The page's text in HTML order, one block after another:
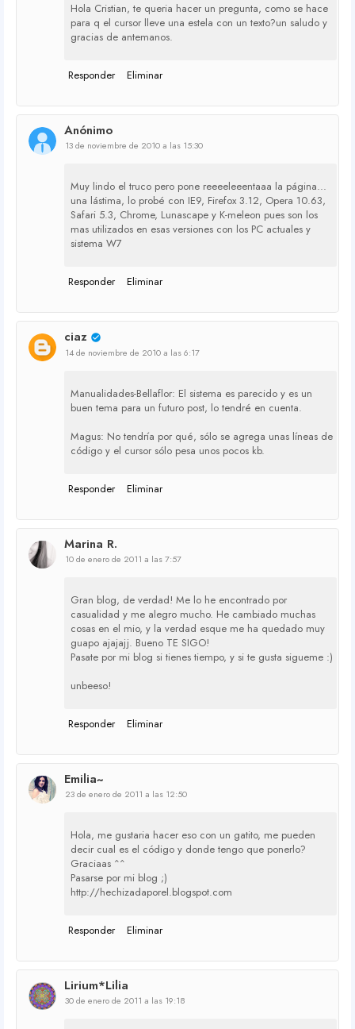
Hola Cristian, te queria hacer un pregunta, como se hace
para q el cursor lleve una estela con un texto?un saludo y
gracias de antemanos.
Responder Eliminar
Anónimo
13 de noviembre de 2010 a las 15:30
Muy lindo el truco pero pone reeeeleeentaaa la página...
una lástima, lo probé con IE9, Firefox 3.12, Opera 10.63,
Safari 5.3, Chrome, Lunascape y K-meleon pues son los
mas utilizados en esas versiones con los PC actuales y
sistema W7
Responder Eliminar
ciaz
14 de noviembre de 2010 a las 6:17
Manualidades-Bellaflor: El sistema es parecido y es un
buen tema para un futuro post, lo tendré en cuenta.
Magus: No tendría por qué, sólo se agrega unas líneas de
código y el cursor sólo pesa unos pocos kb.
Responder Eliminar
Marina R.
10 de enero de 2011 a las 7:57
Gran blog, de verdad! Me lo he encontrado por
casualidad y me alegro mucho. He cambiado muchas
cosas en el mio, y la verdad esque me ha quedado muy
guapo ajajajj. Bueno TE SIGO!
Pasate por mi blog si tienes tiempo, y si te gusta sigueme :)
unbeeso!
Responder Eliminar
Emilia~
23 de enero de 2011 a las 12:50
Hola, me gustaria hacer eso con un gatito, me pueden
decir cual es el código y donde tengo que ponerlo?
Graciaas ^^
Pasarse por mi blog ;)
http://hechizadaporel.blogspot.com
Responder Eliminar
Lirium*Lilia
30 de enero de 2011 a las 19:18